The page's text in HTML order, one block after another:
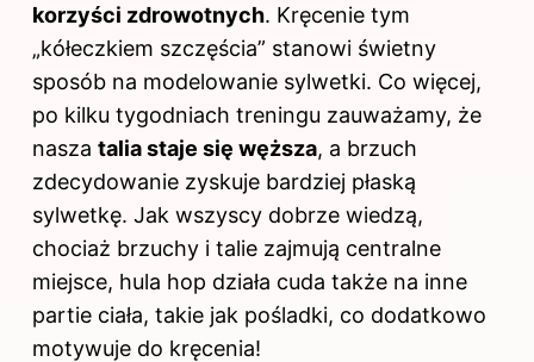
korzyści zdrowotnych. Kręcenie tym
„kółeczkiem szczęścia” stanowi świetny
sposób na modelowanie sylwetki. Co więcej,
po kilku tygodniach treningu zauważamy, że
nasza talia staje się węższa, a brzuch
zdecydowanie zyskuje bardziej płaską
sylwetkę. Jak wszyscy dobrze wiedzą,
chociaż brzuchy i talie zajmują centralne
miejsce, hula hop działa cuda także na inne
partie ciała, takie jak pośladki, co dodatkowo
motywuje do kręcenia!